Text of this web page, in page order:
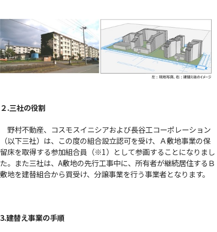
２.三社の役割
野村不動産、コスモスイニシアおよび長谷工コーポレーション
（以下三社）は、この度の組合設立認可を受け、Ａ敷地事業の保
留床を取得する参加組合員（※1）として参画することになりまし
た。また三社は、A敷地の先行工事中に、所有者が継続居住するＢ
敷地を建替組合から買受け、分譲事業を行う事業者となります。
3.建替え事業の手順